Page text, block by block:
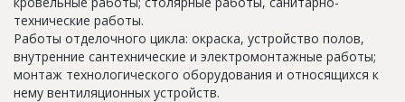
технические работы.
Работы отделочного цикла: окраска, устройство полов,
внутренние сантехнические и электромонтажные работы;
монтаж технологического оборудования и относящихся к
нему вентиляционных устройств.